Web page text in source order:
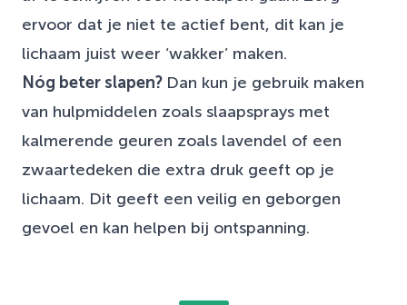
ervoor dat je niet te actief bent, dit kan je
lichaam juist weer ‘wakker’ maken.
Nóg beter slapen? Dan kun je gebruik maken
van hulpmiddelen zoals slaapsprays met
kalmerende geuren zoals lavendel of een
zwaartedeken die extra druk geeft op je
lichaam. Dit geeft een veilig en geborgen
gevoel en kan helpen bij ontspanning.